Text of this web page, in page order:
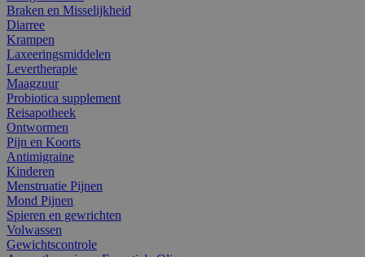
Braken en Misselijkheid
Diarree
Krampen
Laxeeringsmiddelen
Levertherapie
Maagzuur
Probiotica supplement
Reisapotheek
Ontwormen
Pijn en Koorts
Antimigraine
Kinderen
Menstruatie Pijnen
Mond Pijnen
Spieren en gewrichten
Volwassen
Gewichtscontrole